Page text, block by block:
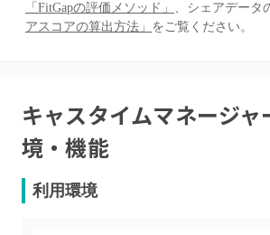
「FitGapの評価メソッド」 、シェアデータ
アスコアの算出方法」 をご覧ください。
キャスタイムマネージャ
境・機能
利用環境